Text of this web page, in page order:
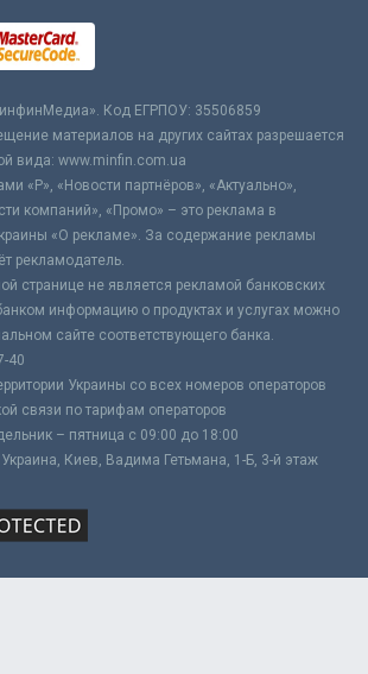
Код ЕГРПОУ: 35506859
материалов на других сайтах разрешается
вида: www.minfin.com.ua
«Р», «Новости партнёров», «Актуально»,
компаний», «Промо» – это реклама в
«О рекламе». За содержание рекламы
рекламодатель.
странице не является рекламой банковских
информацию о продуктах и услугах можно
сайте соответствующего банка.
40
Украины со всех номеров операторов
связи по тарифам операторов
– пятница с 09:00 до 18:00
Киев, Вадима Гетьмана, 1-Б, 3-й этаж